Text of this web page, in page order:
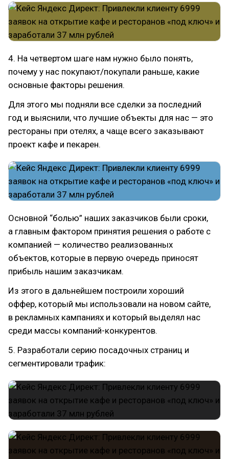
4. На четвертом шаге нам нужно было понять,
почему у нас покупают/покупали раньше, какие
основные факторы решения.
Для этого мы подняли все сделки за последний
год и выяснили, что лучшие объекты для нас — это
рестораны при отелях, а чаще всего заказывают
проект кафе и пекарен.
Основной “болью” наших заказчиков были сроки,
а главным фактором принятия решения о работе с
компанией — количество реализованных
объектов, которые в первую очередь приносят
прибыль нашим заказчикам.
Из этого в дальнейшем построили хороший
оффер, который мы использовали на новом сайте,
в рекламных кампаниях и который выделял нас
среди массы компаний-конкурентов.
5. Разработали серию посадочных страниц и
сегментировали трафик: